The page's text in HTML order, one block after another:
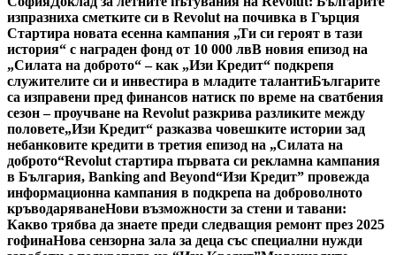
изпразниха сметките си в Revolut на почивка в Гърция
Стартира новата есенна кампания „Ти си героят в тази
история“ с награден фонд от 10 000 лвВ новия епизод на
„Силата на доброто“ – как „Изи Кредит“ подкрепя
служителите си и инвестира в младите талантиБългарите
са изправени пред финансов натиск по време на сватбения
сезон – проучване на Revolut разкрива разликите между
половете„Изи Кредит“ разказва човешките истории зад
небанковите кредити в третия епизод на „Силата на
доброто“Revolut стартира първата си рекламна кампания
в България, Banking and Beyond“Изи Кредит” провежда
информационна кампания в подкрепа на доброволното
кръводаряванеНови възможности за стени и тавани:
Какво трябва да знаете преди следващия ремонт през 2025
гофинаНова сензорна зала за деца със специални нужди